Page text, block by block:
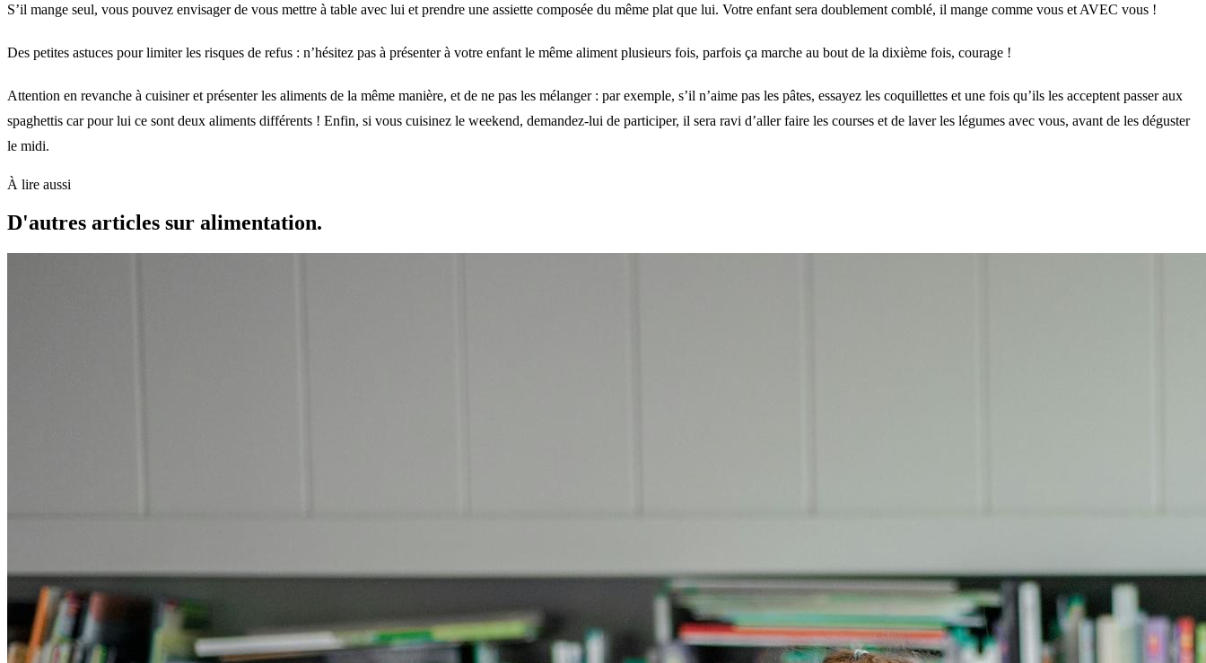
S’il mange seul, vous pouvez envisager de vous mettre à table avec lui et prendre une assiette composée du même plat que lui. Votre enfant sera doublement comblé, il mange comme vous et AVEC vous !
Des petites astuces pour limiter les risques de refus : n’hésitez pas à présenter à votre enfant le même aliment plusieurs fois, parfois ça marche au bout de la dixième fois, courage !
Attention en revanche à cuisiner et présenter les aliments de la même manière, et de ne pas les mélanger : par exemple, s’il n’aime pas les pâtes, essayez les coquillettes et une fois qu’ils les acceptent passer aux
spaghettis car pour lui ce sont deux aliments différents ! Enfin, si vous cuisinez le weekend, demandez-lui de participer, il sera ravi d’aller faire les courses et de laver les légumes avec vous, avant de les déguster
le midi.
À lire aussi
D'autres articles sur alimentation.